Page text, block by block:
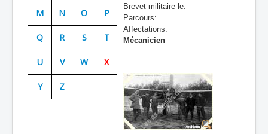
Doctrines
Batailles
Les As
Cahiers des As
M N O P
Q R S T
U V W X
Y Z
Brevet militaire le:
Parcours:
Affectations:
Mécanicien